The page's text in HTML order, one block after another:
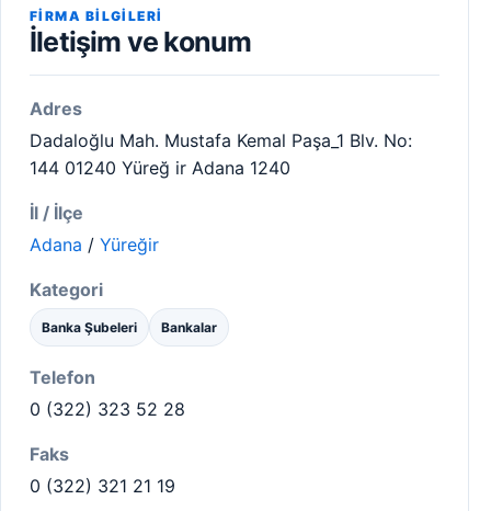
FIRMA BILGILERI
İletişim ve konum
Adres
Dadaloğlu Mah. Mustafa Kemal Paşa_1 Blv. No:
144 01240 Yüreğ ir Adana 1240
İl / İlçe
Adana / Yüreğir
Kategori
Banka Şubeleri Bankalar
Telefon
0 (322) 323 52 28
Faks
0 (322) 321 21 19